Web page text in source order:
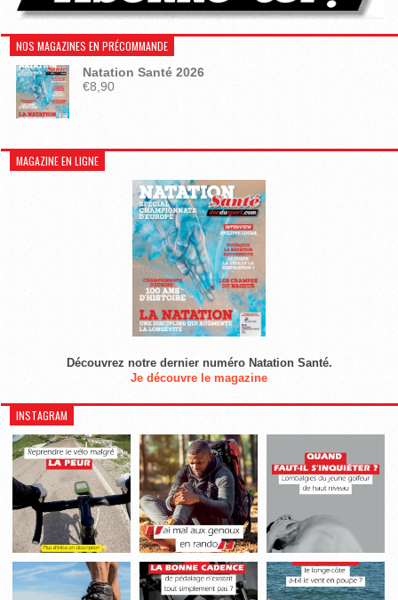
NOS MAGAZINES EN PRÉCOMMANDE
Natation Santé 2026
€8,90
MAGAZINE EN LIGNE
Découvrez notre dernier numéro Natation Santé.
Je découvre le magazine
INSTAGRAM